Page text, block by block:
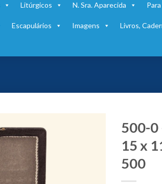
Litúrgicos N. Sra. Aparecida
Escapulários Imagens Livros,
500-0
15 x
500